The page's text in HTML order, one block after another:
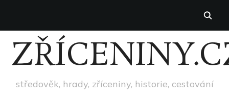
středověk, hrady, zříceniny, historie, cestování